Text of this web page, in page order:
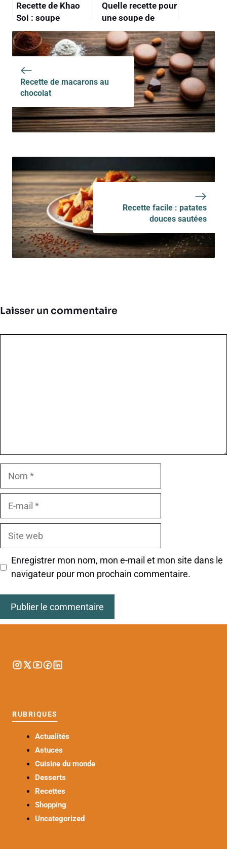
Recette de Khao
Soi : soupe
Thaïlandaise
Authentique
Quelle recette pour
une soupe de
légumes maison ?
Recette de macarons au
chocolat
Recette facile : patates
douces sautées
Laisser un commentaire
Nom
Site
Enregistrer mon nom, mon e-mail et mon site dans le
navigateur pour mon prochain commentaire.
RUBRIQUES
Actualités
Astuces
Cuisine du monde
Desserts
Recettes
Shopping
Uncategorized